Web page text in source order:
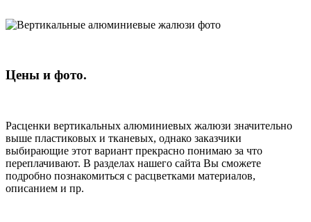
Цены и фото.
Расценки вертикальных алюминиевых жалюзи значительно
выше пластиковых и тканевых, однако заказчики
выбирающие этот вариант прекрасно понимаю за что
переплачивают. В разделах нашего сайта Вы сможете
подробно познакомиться с расцветками материалов,
описанием и пр.